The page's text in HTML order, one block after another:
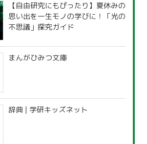
【自由研究にもぴったり】夏休みの
思い出を一生モノの学びに！「光の
不思議」探究ガイド
まんがひみつ文庫
辞典 | 学研キッズネット